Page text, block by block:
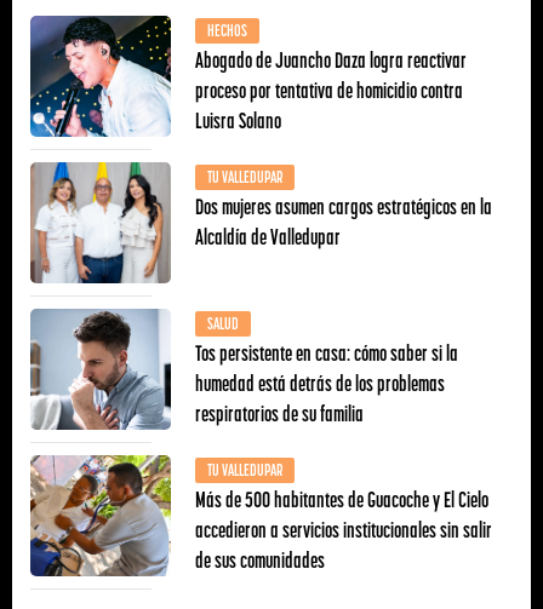
HECHOS
Abogado de Juancho Daza logra reactivar
proceso por tentativa de homicidio contra
Luisra Solano
TU VALLEDUPAR
Dos mujeres asumen cargos estratégicos en la
Alcaldía de Valledupar
SALUD
Tos persistente en casa: cómo saber si la
humedad está detrás de los problemas
respiratorios de su familia
TU VALLEDUPAR
Más de 500 habitantes de Guacoche y El Cielo
accedieron a servicios institucionales sin salir
de sus comunidades